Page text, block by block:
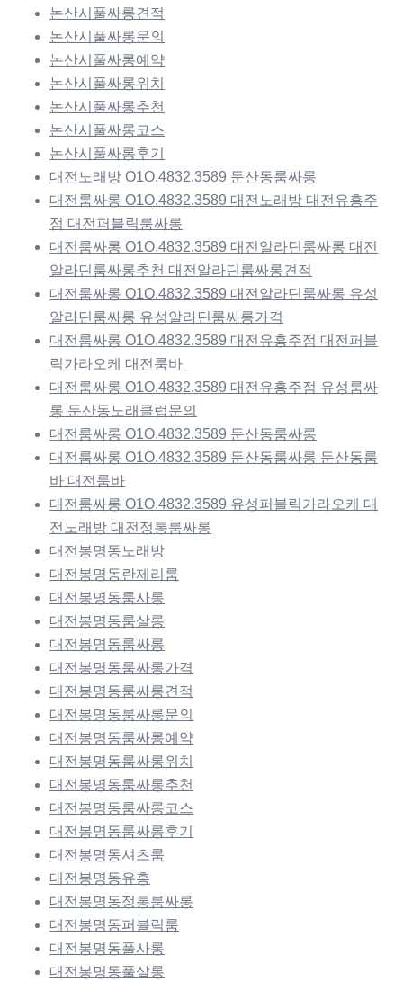
논산시풀싸롱견적
논산시풀싸롱문의
논산시풀싸롱예약
논산시풀싸롱위치
논산시풀싸롱추천
논산시풀싸롱코스
논산시풀싸롱후기
대전노래방 O1O.4832.3589 둔산동룸싸롱
대전룸싸롱 O1O.4832.3589 대전노래방 대전유흥주
점 대전퍼블릭룸싸롱
대전룸싸롱 O1O.4832.3589 대전알라딘룸싸롱 대전
알라딘룸싸롱추천 대전알라딘룸싸롱견적
대전룸싸롱 O1O.4832.3589 대전알라딘룸싸롱 유성
알라딘룸싸롱 유성알라딘룸싸롱가격
대전룸싸롱 O1O.4832.3589 대전유흥주점 대전퍼블
릭가라오케 대전룸바
대전룸싸롱 O1O.4832.3589 대전유흥주점 유성룸싸
롱 둔산동노래클럽문의
대전룸싸롱 O1O.4832.3589 둔산동룸싸롱
대전룸싸롱 O1O.4832.3589 둔산동룸싸롱 둔산동룸
바 대전룸바
대전룸싸롱 O1O.4832.3589 유성퍼블릭가라오케 대
전노래방 대전정통룸싸롱
대전봉명동노래방
대전봉명동란제리룸
대전봉명동룸사롱
대전봉명동룸살롱
대전봉명동룸싸롱
대전봉명동룸싸롱가격
대전봉명동룸싸롱견적
대전봉명동룸싸롱문의
대전봉명동룸싸롱예약
대전봉명동룸싸롱위치
대전봉명동룸싸롱추천
대전봉명동룸싸롱코스
대전봉명동룸싸롱후기
대전봉명동셔츠룸
대전봉명동유흥
대전봉명동정통룸싸롱
대전봉명동퍼블릭룸
대전봉명동풀사롱
대전봉명동풀살롱